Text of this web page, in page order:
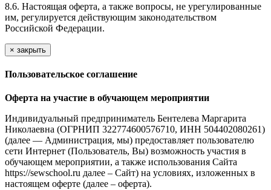
8.6. Настоящая оферта, а также вопросы, не урегулированные
им, регулируется действующим законодательством
Российской Федерации.
× закрыть
Пользовательское соглашение
Оферта на участие в обучающем мероприятии
Индивидуальный предприниматель Бентелева Маргарита
Николаевна (ОГРНИП 322774600576710, ИНН 504402080261)
(далее — Администрация, мы) предоставляет пользователю
сети Интернет (Пользователь, Вы) возможность участия в
обучающем мероприятии, а также использования Сайта
https://sewschool.ru далее – Сайт) на условиях, изложенных в
настоящем оферте (далее – оферта).